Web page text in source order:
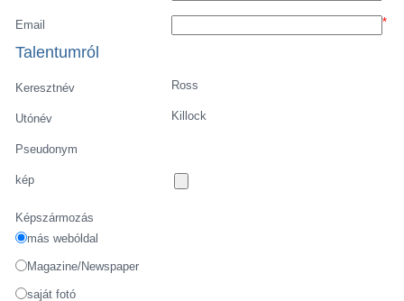
Email *
Talentumról
Keresztnév Ross
Utónév Killock
Pseudonym
kép
Képszármozás
más webóldal
Magazine/Newspaper
saját fotó